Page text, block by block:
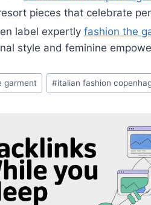
pieces that celebrate
label expertly fashion the
style and feminine
garment #italian fashion